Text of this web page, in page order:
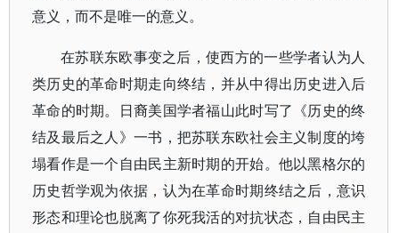
意义，而不是唯一的意义。
在苏联东欧事变之后，使西方的一些学者认为人
类历史的革命时期走向终结，并从中得出历史进入后
革命的时期。日裔美国学者福山此时写了《历史的终
结及最后之人》一书，把苏联东欧社会主义制度的垮
塌看作是一个自由民主新时期的开始。他以黑格尔的
历史哲学观为依据，认为在革命时期终结之后，意识
形态和理论也脱离了你死我活的对抗状态，自由民主